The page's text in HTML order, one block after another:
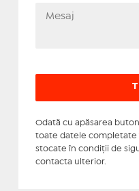
Odată cu apăsarea
toate datele completate
stocate în condiţii de
contacta ulterior.